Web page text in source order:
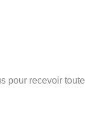
pour recevoir toute